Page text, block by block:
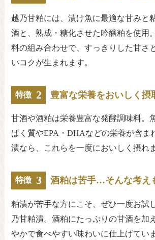
越乃甘粕には、漬け魚に最適な甘みと
酒と、熟成・糖化させた吟醸粕を使用
料の組み合わせで、すっきりした甘さ
いコクが生まれます。
特徴 2 豊富な栄養をおいしく摂
甘酒や酒粕は栄養豊富な発酵調味料。
ぱく質やEPA・DHAなどの栄養が含ま
漬なら、これらを一度においしく摂れ
特徴 3 酒粕は苦手…そんな考え
粕漬が苦手な方にこそ、ぜひ一度お試
乃甘粕漬。酒粕にたっぷりの甘酒を加
やかで食べやすい味わいに仕上げてい